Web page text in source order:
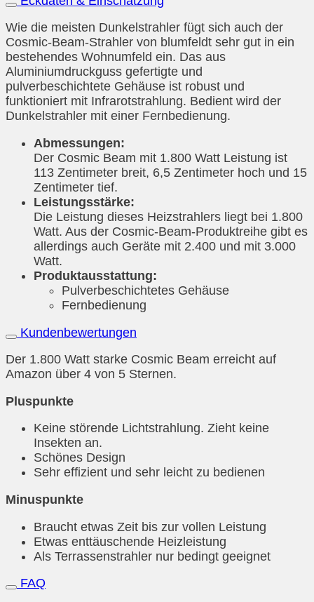
Wie die meisten Dunkelstrahler fügt sich auch der
Cosmic-Beam-Strahler von blumfeldt sehr gut in ein
bestehendes Wohnumfeld ein. Das aus
Aluminiumdruckguss gefertigte und
pulverbeschichtete Gehäuse ist robust und
funktioniert mit Infrarotstrahlung. Bedient wird der
Dunkelstrahler mit einer Fernbedienung.
Abmessungen:
Der Cosmic Beam mit 1.800 Watt Leistung ist
113 Zentimeter breit, 6,5 Zentimeter hoch und 15
Zentimeter tief.
Leistungsstärke:
Die Leistung dieses Heizstrahlers liegt bei 1.800
Watt. Aus der Cosmic-Beam-Produktreihe gibt es
allerdings auch Geräte mit 2.400 und mit 3.000
Watt.
Produktausstattung:
Pulverbeschichtetes Gehäuse
Fernbedienung
Kundenbewertungen
Der 1.800 Watt starke Cosmic Beam erreicht auf
Amazon über 4 von 5 Sternen.
Pluspunkte
Keine störende Lichtstrahlung. Zieht keine
Insekten an.
Schönes Design
Sehr effizient und sehr leicht zu bedienen
Minuspunkte
Braucht etwas Zeit bis zur vollen Leistung
Etwas enttäuschende Heizleistung
Als Terrassenstrahler nur bedingt geeignet
FAQ